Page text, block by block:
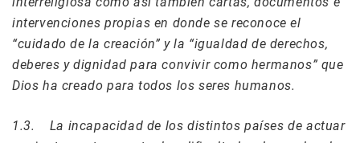
intervenciones propias en donde se reconoce el
“cuidado de la creación” y la “igualdad de derechos,
deberes y dignidad para convivir como hermanos” que
Dios ha creado para todos los seres humanos.
1.3. La incapacidad de los distintos países de actuar